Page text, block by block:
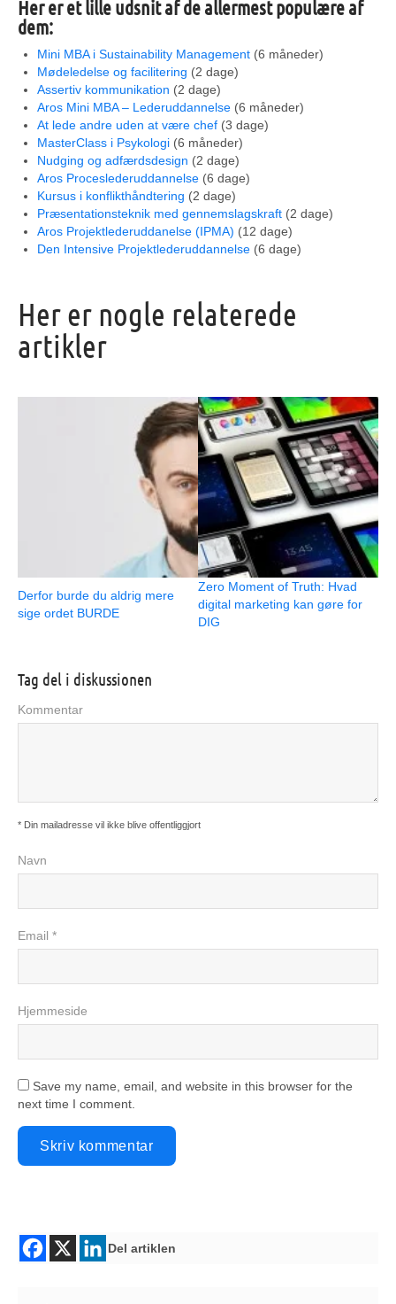
Her er et lille udsnit af de allermest populære af
dem:
Mini MBA i Sustainability Management (6 måneder)
Mødeledelse og facilitering (2 dage)
Assertiv kommunikation (2 dage)
Aros Mini MBA – Lederuddannelse (6 måneder)
At lede andre uden at være chef (3 dage)
MasterClass i Psykologi (6 måneder)
Nudging og adfærdsdesign (2 dage)
Aros Proceslederuddannelse (6 dage)
Kursus i konflikthåndtering (2 dage)
Præsentationsteknik med gennemslagskraft (2 dage)
Aros Projektlederuddanelse (IPMA) (12 dage)
Den Intensive Projektlederuddannelse (6 dage)
Her er nogle relaterede
artikler
Derfor burde du aldrig mere
sige ordet BURDE
Zero Moment of Truth: Hvad
digital marketing kan gøre for
DIG
Tag del i diskussionen
Kommentar
* Din mailadresse vil ikke blive offentliggjort
Navn
Email *
Hjemmeside
Save my name, email, and website in this browser for the
next time I comment.
Del artiklen